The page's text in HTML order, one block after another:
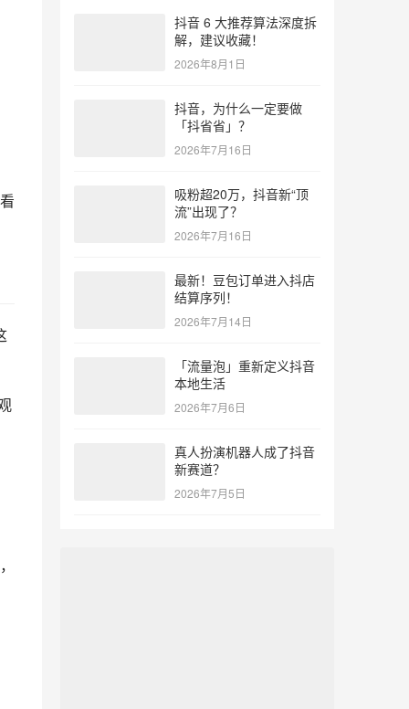
抖音 6 大推荐算法深度拆
解，建议收藏！
2026年8月1日
抖音，为什么一定要做
「抖省省」？
2026年7月16日
吸粉超20万，抖音新“顶
流”出现了？
2026年7月16日
最新！豆包订单进入抖店
结算序列！
2026年7月14日
「流量泡」重新定义抖音
本地生活
2026年7月6日
真人扮演机器人成了抖音
新赛道？
2026年7月5日